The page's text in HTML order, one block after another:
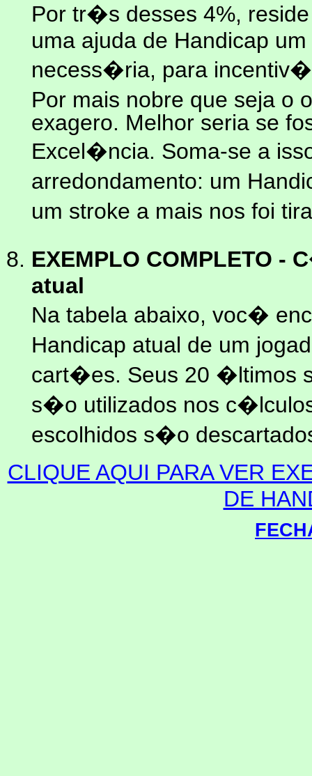
Por tr�s desses 4%,
uma ajuda de Handicap um
necess�ria, para
Por mais nobre que seja
exagero. Melhor seria se
Excel�ncia. Soma-se a
arredondamento: um
um stroke a mais nos foi
EXEMPLO COMPLETO -
atual
Na tabela abaixo, voc�
Handicap atual de um
cart�es. Seus 20 �ltimos
s�o utilizados nos
escolhidos s�o
CLIQUE AQUI PARA VER
DE